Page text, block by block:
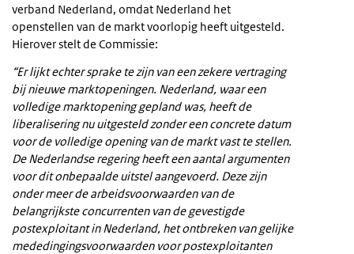
verband Nederland, omdat Nederland het
openstellen van de markt voorlopig heeft uitgesteld.
Hierover stelt de Commissie:
“Er lijkt echter sprake te zijn van een zekere vertraging
bij nieuwe marktopeningen. Nederland, waar een
volledige marktopening gepland was, heeft de
liberalisering nu uitgesteld zonder een concrete datum
voor de volledige opening van de markt vast te stellen.
De Nederlandse regering heeft een aantal argumenten
voor dit onbepaalde uitstel aangevoerd. Deze zijn
onder meer de arbeidsvoorwaarden van de
belangrijkste concurrenten van de gevestigde
postexploitant in Nederland, het ontbreken van gelijke
mededingingsvoorwaarden voor postexploitanten